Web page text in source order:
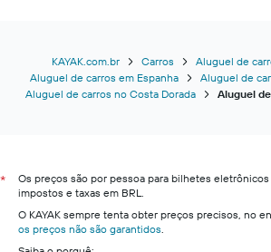
KAYAK.com.br Carros
Aluguel de
Aluguel de carros em Espanha
Aluguel de
Aluguel de carros no Costa Dorada
Aluguel
*
Os preços são por pessoa para bilhetes
impostos e taxas em BRL.
O KAYAK sempre tenta obter preços precisos, no
os preços não são garantidos